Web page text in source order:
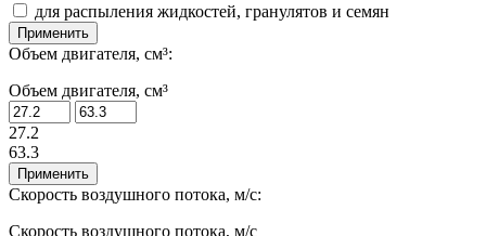
для распыления жидкостей, гранулятов и семян
Применить
Объем двигателя, см³:
Объем двигателя, см³
27.2
63.3
Применить
Скорость воздушного потока, м/с:
Скорость воздушного потока, м/с